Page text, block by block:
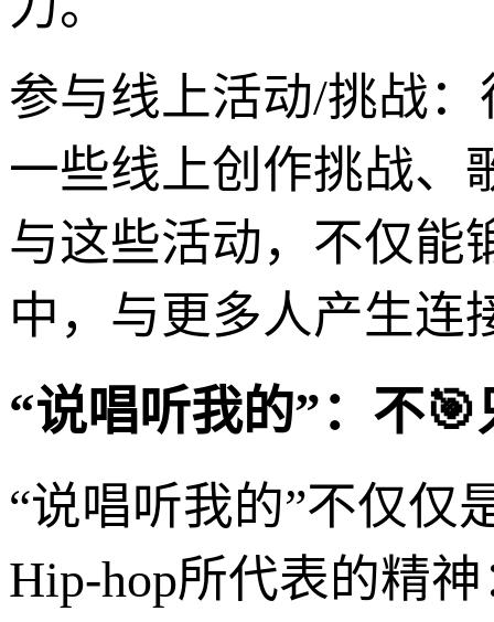
参与线上活动/挑战
一些线上创作挑战、
与这些活动，不仅能
中，与更多人产生连
“说唱听我的”：不
“说唱听我的”不仅仅
Hip-hop所代表的精